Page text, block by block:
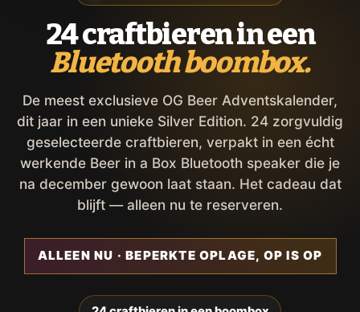
24 craftbieren in een
Bluetooth boombox.
De meest exclusieve OG Beer Adventskalender,
dit jaar in een unieke Silver Edition. 24 zorgvuldig
geselecteerde craftbieren, verpakt in een écht
werkende Beer in a Box Bluetooth speaker die je
na december gewoon laat staan. Het cadeau dat
blijft — alleen nu te reserveren.
ALLEEN NU · BEPERKTE OPLAGE, OP IS OP